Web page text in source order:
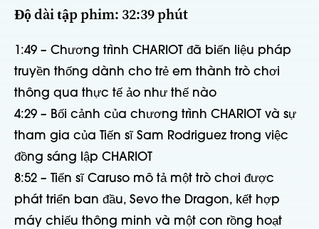
Độ dài tập phim: 32:39 phút
1:49 – Chương trình CHARIOT đã biến liệu pháp
truyền thống dành cho trẻ em thành trò chơi
thông qua thực tế ảo như thế nào
4:29 – Bối cảnh của chương trình CHARIOT và sự
tham gia của Tiến sĩ Sam Rodriguez trong việc
đồng sáng lập CHARIOT
8:52 – Tiến sĩ Caruso mô tả một trò chơi được
phát triển ban đầu, Sevo the Dragon, kết hợp
máy chiếu thông minh và một con rồng hoạt